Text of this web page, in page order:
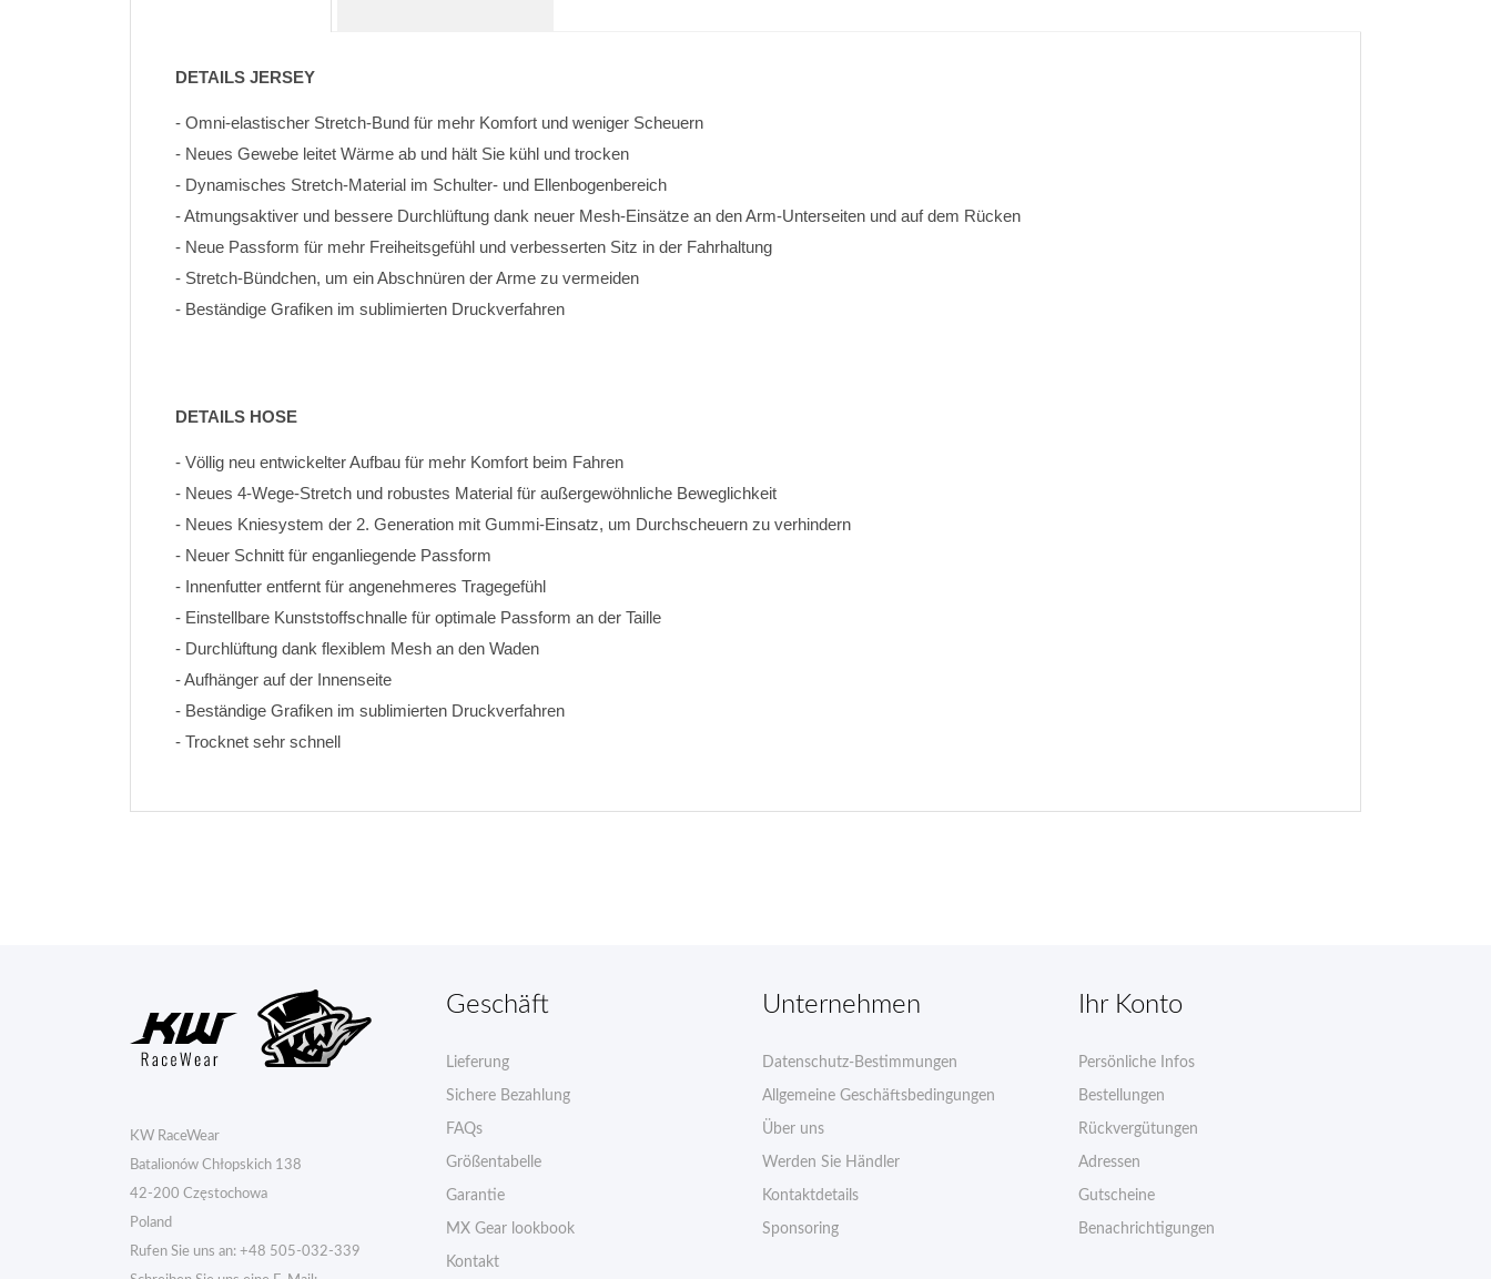
DETAILS JERSEY
- Omni-elastischer Stretch-Bund für mehr Komfort und weniger Scheuern
- Neues Gewebe leitet Wärme ab und hält Sie kühl und trocken
- Dynamisches Stretch-Material im Schulter- und Ellenbogenbereich
- Atmungsaktiver und bessere Durchlüftung dank neuer Mesh-Einsätze an den Arm-Unterseiten und auf dem Rücken
- Neue Passform für mehr Freiheitsgefühl und verbesserten Sitz in der Fahrhaltung
- Stretch-Bündchen, um ein Abschnüren der Arme zu vermeiden
- Beständige Grafiken im sublimierten Druckverfahren
DETAILS HOSE
- Völlig neu entwickelter Aufbau für mehr Komfort beim Fahren
- Neues 4-Wege-Stretch und robustes Material für außergewöhnliche Beweglichkeit
- Neues Kniesystem der 2. Generation mit Gummi-Einsatz, um Durchscheuern zu verhindern
- Neuer Schnitt für enganliegende Passform
- Innenfutter entfernt für angenehmeres Tragegefühl
- Einstellbare Kunststoffschnalle für optimale Passform an der Taille
- Durchlüftung dank flexiblem Mesh an den Waden
- Aufhänger auf der Innenseite
- Beständige Grafiken im sublimierten Druckverfahren
- Trocknet sehr schnell
KW RaceWear
Batalionów Chłopskich 138
42-200 Częstochowa
Poland
Rufen Sie uns an: +48 505-032-339
Geschäft
Lieferung
Sichere Bezahlung
FAQs
Größentabelle
Garantie
MX Gear lookbook
Kontakt
Unternehmen
Datenschutz-Bestimmungen
Allgemeine Geschäftsbedingungen
Über uns
Werden Sie Händler
Kontaktdetails
Sponsoring
Ihr Konto
Persönliche Infos
Bestellungen
Rückvergütungen
Adressen
Gutscheine
Benachrichtigungen